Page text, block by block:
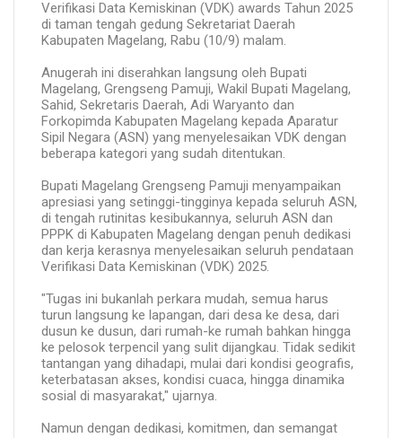
Verifikasi Data Kemiskinan (VDK) awards Tahun 2025
di taman tengah gedung Sekretariat Daerah
Kabupaten Magelang, Rabu (10/9) malam.
Anugerah ini diserahkan langsung oleh Bupati
Magelang, Grengseng Pamuji, Wakil Bupati Magelang,
Sahid, Sekretaris Daerah, Adi Waryanto dan
Forkopimda Kabupaten Magelang kepada Aparatur
Sipil Negara (ASN) yang menyelesaikan VDK dengan
beberapa kategori yang sudah ditentukan.
Bupati Magelang Grengseng Pamuji menyampaikan
apresiasi yang setinggi-tingginya kepada seluruh ASN,
di tengah rutinitas kesibukannya, seluruh ASN dan
PPPK di Kabupaten Magelang dengan penuh dedikasi
dan kerja kerasnya menyelesaikan seluruh pendataan
Verifikasi Data Kemiskinan (VDK) 2025.
"Tugas ini bukanlah perkara mudah, semua harus
turun langsung ke lapangan, dari desa ke desa, dari
dusun ke dusun, dari rumah-ke rumah bahkan hingga
ke pelosok terpencil yang sulit dijangkau. Tidak sedikit
tantangan yang dihadapi, mulai dari kondisi geografis,
keterbatasan akses, kondisi cuaca, hingga dinamika
sosial di masyarakat," ujarnya.
Namun dengan dedikasi, komitmen, dan semangat